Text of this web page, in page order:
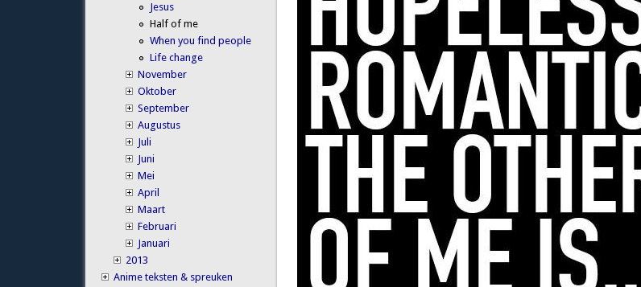
Jesus
Half of me
When you find people
Life change
November
Oktober
September
Augustus
Juli
Juni
Mei
April
Maart
Februari
Januari
2013
Anime teksten & spreuken